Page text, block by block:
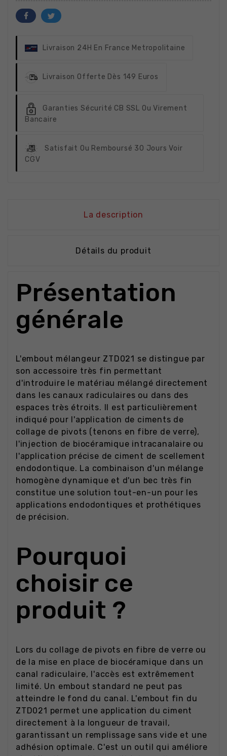
Livraison 24H En France Metropolitaine
Livraison Offerte Dès 149 Euros
Garanties Sécurité CB SSL Ou Virement
Bancaire
Satisfait Ou Remboursé 30 Jours Voir
CGV
La description
Détails du produit
Présentation
générale
L'embout mélangeur ZTD021 se distingue par
son accessoire très fin permettant
d'introduire le matériau mélangé directement
dans les canaux radiculaires ou dans des
espaces très étroits. Il est particulièrement
indiqué pour l'application de ciments de
collage de pivots (tenons en fibre de verre),
l'injection de biocéramique intracanalaire ou
l'application précise de ciment de scellement
endodontique. La combinaison d'un mélange
homogène dynamique et d'un bec très fin
constitue une solution tout-en-un pour les
applications endodontiques et prothétiques
de précision.
Pourquoi
choisir ce
produit ?
Lors du collage de pivots en fibre de verre ou
de la mise en place de biocéramique dans un
canal radiculaire, l'accès est extrêmement
limité. Un embout standard ne peut pas
atteindre le fond du canal. L'embout fin du
ZTD021 permet une application du ciment
directement à la longueur de travail,
garantissant un remplissage sans vide et une
adhésion optimale. C'est un outil qui améliore